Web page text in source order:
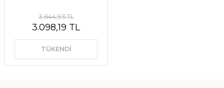
3.644,93 TL
3.098,19 TL
TÜKENDİ